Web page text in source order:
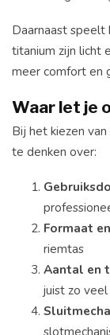
Daarnaast speelt
titanium zijn licht
meer comfort en
Waar let je
Bij het kiezen
te denken over:
Formaat
riemtas
Aantal en
juist zo